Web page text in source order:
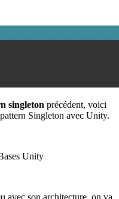
singleton précédent, voici
Singleton avec Unity.
Unity
avec son architecture, on va